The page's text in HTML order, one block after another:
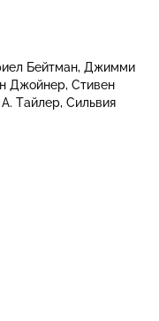
Бейтман Джимми
Джойнер Стивен
Тайлер Сильвия